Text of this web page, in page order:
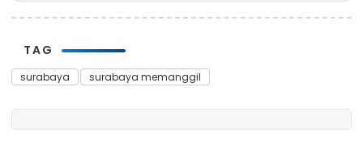
TAG
surabaya surabaya memanggil